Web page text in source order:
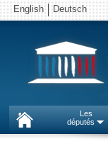
English Deutsch
Les
députés